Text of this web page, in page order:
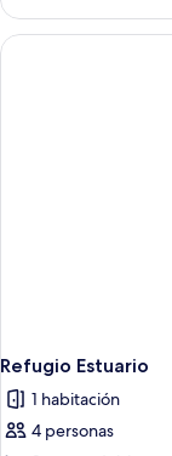
Bedping
Refugio Estuario
1 habitación
4 personas